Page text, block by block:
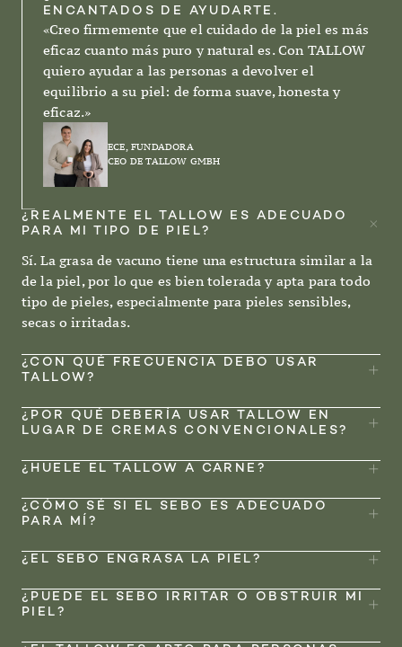
ENCANTADOS DE AYUDARTE.
«Creo firmemente que el cuidado de la piel es más
eficaz cuanto más puro y natural es. Con TALLOW
quiero ayudar a las personas a devolver el
equilibrio a su piel: de forma suave, honesta y
eficaz.»
ECE, FUNDADORA
CEO DE TALLOW GMBH
¿REALMENTE EL TALLOW ES ADECUADO
PARA MI TIPO DE PIEL?
Sí. La grasa de vacuno tiene una estructura similar a la
de la piel, por lo que es bien tolerada y apta para todo
tipo de pieles, especialmente para pieles sensibles,
secas o irritadas.
¿CON QUÉ FRECUENCIA DEBO USAR
TALLOW?
¿POR QUÉ DEBERÍA USAR TALLOW EN
LUGAR DE CREMAS CONVENCIONALES?
¿HUELE EL TALLOW A CARNE?
¿CÓMO SÉ SI EL SEBO ES ADECUADO
PARA MÍ?
¿EL SEBO ENGRASA LA PIEL?
¿PUEDE EL SEBO IRRITAR O OBSTRUIR MI
PIEL?